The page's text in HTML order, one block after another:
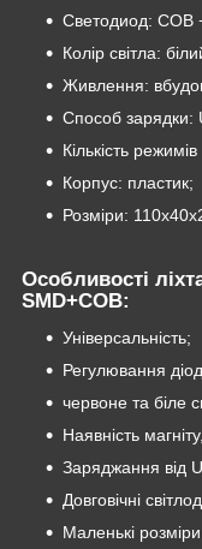
Светодиод: COB
Колір світла:
Живлення:
Способ зарядки:
Кількість
Корпус: пластик;
Розміри:
Особливості
SMD+COB:
Універсальність;
Регулювання
червоне та біле
Наявність
Заряджання від
Довговічні
Маленькі